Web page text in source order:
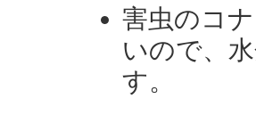
害虫のコ
いので、
す。